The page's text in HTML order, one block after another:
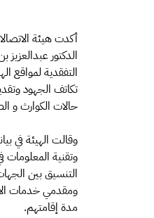
أكدت هيئة
الدكتور
التفقدية لمواقع
تكاتف الجهود
حالات الكوارث و
وقالت الهيئة في
وتقنية المعلومات
التنسيق بين
ومقدمي خدمات
مدة إقامتهم.